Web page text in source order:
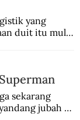
yang
duit itu mulai
sekarang
jubah